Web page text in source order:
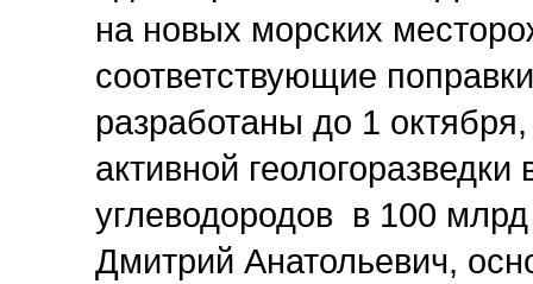
на новых морских
соответствующие
разработаны до 1
активной
углеводородов в 100 млрд
Дмитрий Анатольевич,